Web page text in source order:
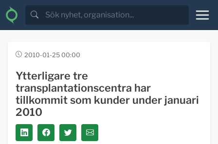
2010-01-25 00:00
Ytterligare tre
transplantationscentra har
tillkommit som kunder under januari
2010